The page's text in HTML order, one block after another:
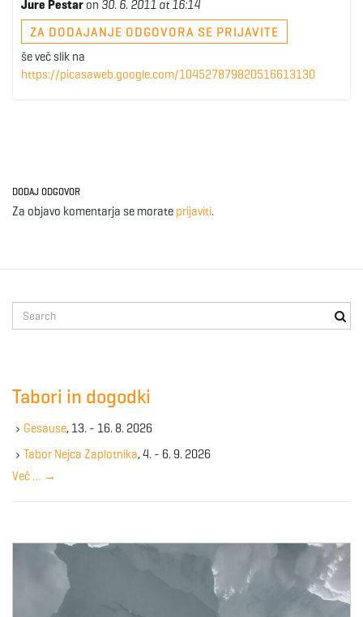
Jure Pestar on 30. 6. 2011 at 16:14
ZA DODAJANJE ODGOVORA SE PRIJAVITE
še več slik na
https://picasaweb.google.com/104527879820516613130
DODAJ ODGOVOR
Za objavo komentarja se morate prijaviti.
e
e
y
w
r
Tabori in dogodki
Gesause, 13. - 16. 8. 2026
Tabor Nejca Zaplotnika, 4. - 6. 9. 2026
Več … →